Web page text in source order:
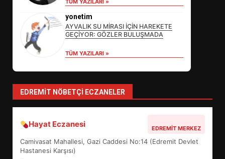
TÜM YAZILARI »
yonetim
AYVALIK SU MİRASI İÇİN HAREKETE
GEÇİYOR: GÖZLER BULUŞMADA
TÜM YAZILARI »
EDREMIT NÖBETÇI ECZANELER
Hayat Eczanesi EDREMIT MERKEZ
Camivasat Mahallesi, Gazi Caddesi No:14 (Edremit Devlet
Hastanesi Karşısı)
SÜRDÜRÜLEBİLİRLİKTE NE
DEĞİŞECEK?
4
5
BALIKESİR MÜZELERİNDE SÜRE
UZATILDI: NE DEĞİŞTİ?